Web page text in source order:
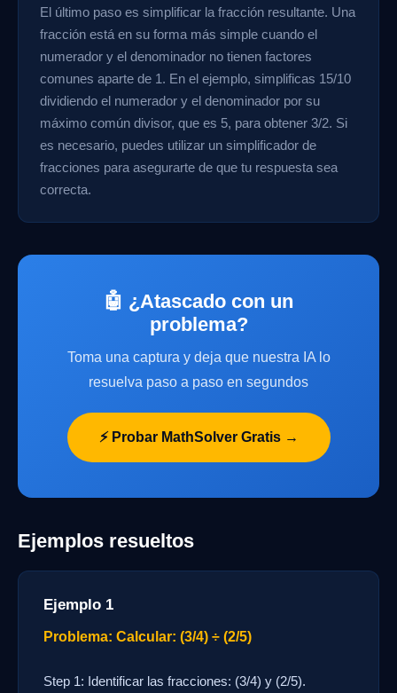
El último paso es simplificar la fracción resultante. Una
fracción está en su forma más simple cuando el
numerador y el denominador no tienen factores
comunes aparte de 1. En el ejemplo, simplificas 15/10
dividiendo el numerador y el denominador por su
máximo común divisor, que es 5, para obtener 3/2. Si
es necesario, puedes utilizar un simplificador de
fracciones para asegurarte de que tu respuesta sea
correcta.
🤖 ¿Atascado con un
problema?
Toma una captura y deja que nuestra IA lo
resuelva paso a paso en segundos
⚡ Probar MathSolver Gratis →
Ejemplos resueltos
Ejemplo 1
Problema: Calcular: (3/4) ÷ (2/5)
Step 1: Identificar las fracciones: (3/4) y (2/5).